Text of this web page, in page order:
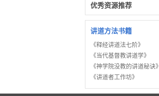
优秀资源推荐
讲道方法书籍
《释经讲道法七阶》
《当代基督教讲道学》
《神学院没教的讲道秘诀》
《讲道者工作坊》